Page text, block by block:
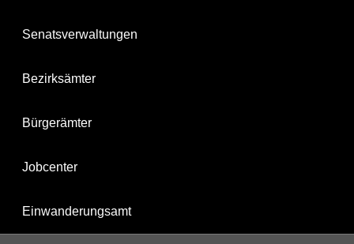
Senatsverwaltungen
Bezirksämter
Bürgerämter
Jobcenter
Einwanderungsamt